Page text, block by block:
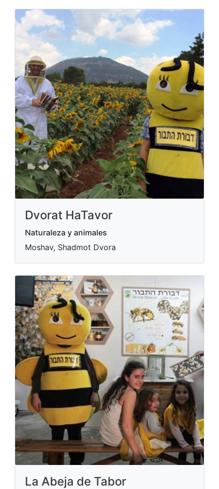
Dvorat HaTavor
Naturaleza y animales
Moshav, Shadmot Dvora
La Abeja de Tabor